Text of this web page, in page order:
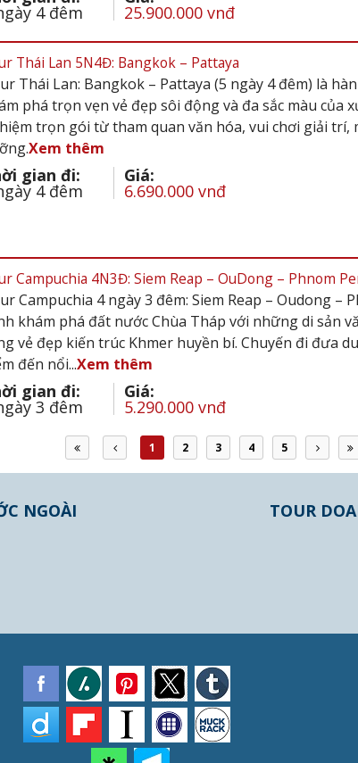
4 đêm 25.900.000 vnđ
Thái Lan 5N4Đ: Bangkok – Pattaya
Thái Lan: Bangkok – Pattaya (5 ngày 4 đêm) là
phá trọn vẹn vẻ đẹp sôi động và đa sắc màu của
trọn gói từ tham quan văn hóa, vui chơi giải trí,
Xem thêm
gian đi:
4 đêm
Giá:
6.690.000 vnđ
Campuchia 4N3Đ: Siem Reap – OuDong – Phnom
Campuchia 4 ngày 3 đêm: Siem Reap – Oudong –
khám phá đất nước Chùa Tháp với những di sản
vẻ đẹp kiến trúc Khmer huyền bí. Chuyến đi đưa
đến nổi...Xem thêm
gian đi:
3 đêm
Giá:
5.290.000 vnđ
1 2 3 4 5
NGOÀI TOUR